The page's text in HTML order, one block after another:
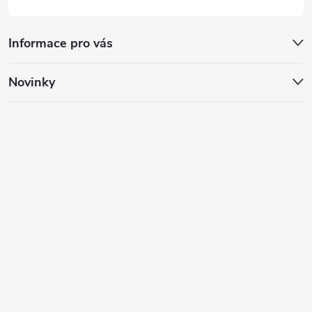
Informace pro vás
Novinky